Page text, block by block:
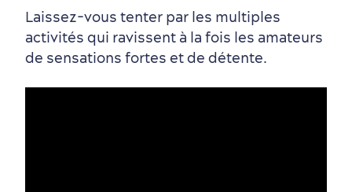
Laissez-vous tenter par les multiples
activités qui ravissent à la fois les amateurs
de sensations fortes et de détente.